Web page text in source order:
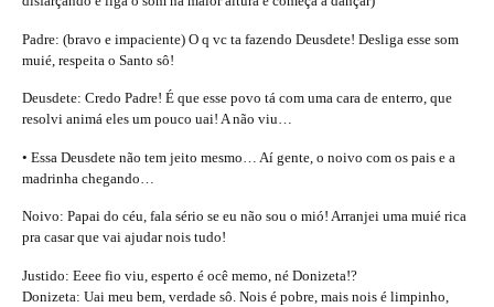
Padre: (bravo e impaciente) O q vc ta fazendo Deusdete! Desliga esse som
muié, respeita o Santo sô!
Deusdete: Credo Padre! É que esse povo tá com uma cara de enterro, que
resolvi animá eles um pouco uai! A não viu…
• Essa Deusdete não tem jeito mesmo… Aí gente, o noivo com os pais e a
madrinha chegando…
Noivo: Papai do céu, fala sério se eu não sou o mió! Arranjei uma muié rica
pra casar que vai ajudar nois tudo!
Justido: Eeee fio viu, esperto é ocê memo, né Donizeta!?
Donizeta: Uai meu bem, verdade sô. Nois é pobre, mais nois é limpinho,